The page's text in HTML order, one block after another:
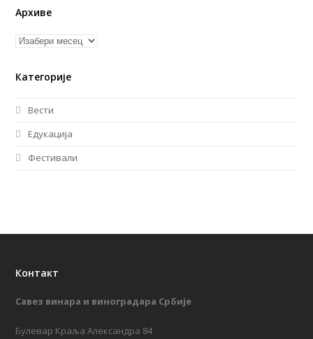
Архиве
Архиве
Категорије
Вести
Едукација
Фестивали
Контакт
Савез винара и виноградара Србије
Булевар Краља Александра 84